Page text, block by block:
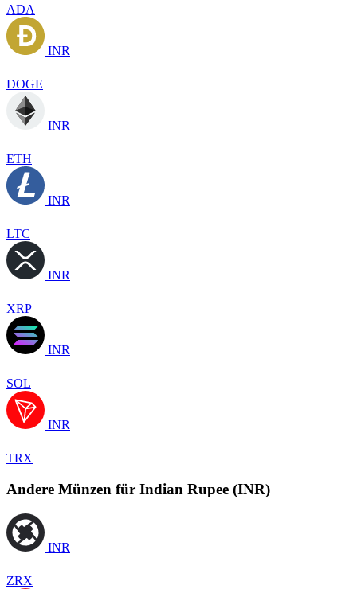
ADA
INR
DOGE
INR
ETH
INR
LTC
INR
XRP
INR
SOL
INR
TRX
Andere Münzen für Indian Rupee (INR)
INR
ZRX